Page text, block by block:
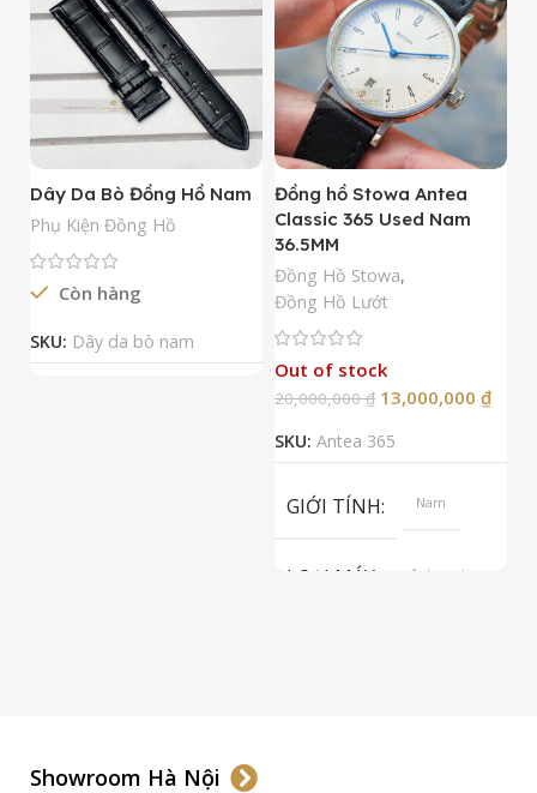
Dây Da Bò Đồng Hồ Nam
Phụ Kiện Đồng Hồ
Còn hàng
SKU: Dây da bò nam
Đồng hồ Stowa Antea
Classic 365 Used Nam
36.5MM
Đồng Hồ Stowa,
Đồng Hồ Lướt
Out of stock
20,000,000₫ 13,000,000 ₫
SKU: Antea 365
GIỚI TÍNH Nam
LOẠI MÁY
Automatic
Showroom Hà Nội